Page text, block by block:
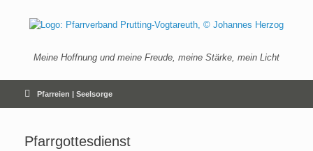
springen
Meine Hoffnung und meine Freude, meine Stärke, mein Licht
Pfarreien | Seelsorge
Pfarrgottesdienst